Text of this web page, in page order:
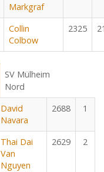
Markgraf
Collin
Colbow
2325
SV Mülheim
Nord
David
Navara
2688 1
Thai Dai
Van
Nguyen
2629 2